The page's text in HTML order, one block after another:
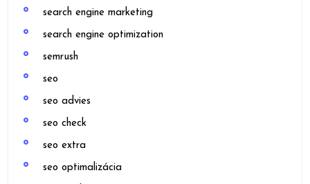
search engine marketing
search engine optimization
semrush
seo
seo advies
seo check
seo extra
seo optimalizácia